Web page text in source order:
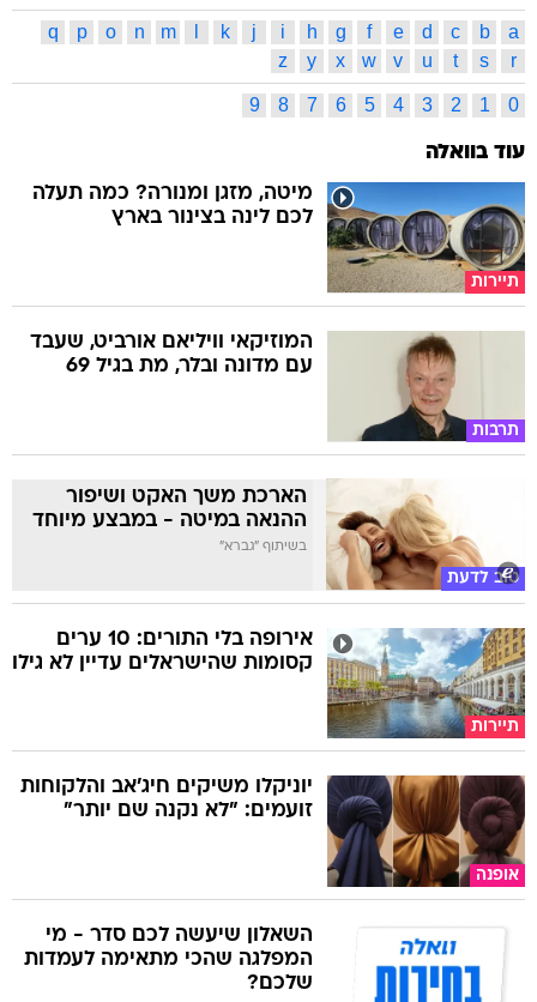
a
b
c
d
e
f
g
h
i
j
k
m
n
o
p
q
r
s
t
u
v
w
x
y
z
0
1
2
3
4
5
6
7
8
9
עוד בוואלה
תיירות
מיטה, מזגן ומנורה? כמה תעלה
לכם לינה בצינור בארץ
תרבות
המוזיקאי וויליאם אורביט, שעבד
עם מדונה ובלר, מת בגיל 69
טוב לדעת
הארכת משך האקט ושיפור
ההנאה במיטה - במבצע מיוחד
בשיתוף "גברא"
תיירות
אירופה בלי התורים: 10 ערים
קסומות שהישראלים עדיין לא גילו
אופנה
יוניקלו משיקים חיג'אב והלקוחות
זועמים: "לא נקנה שם יותר"
השאלון שיעשה לכם סדר - מי
המפלגה שהכי מתאימה לעמדות
שלכם?